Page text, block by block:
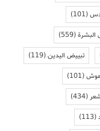
(101)
البشرة(559)
تبييض اليدين(119)
(101)
(434)
(113)